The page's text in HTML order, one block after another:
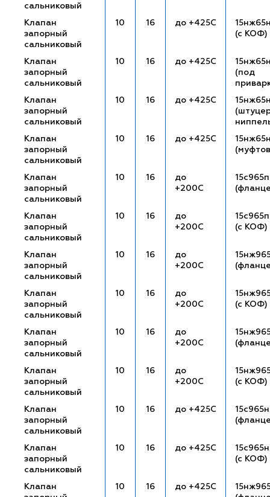
сальниковый
Клапан
запорный
сальниковый
10 16 до +425С
(с КОФ)
Клапан
запорный
сальниковый
10 16 до +425С
(под
Клапан
запорный
сальниковый
10 16 до +425С
Клапан
запорный
сальниковый
10 16 до +425С
Клапан
запорный
сальниковый
10 16
до
+200С
15с965п
Клапан
запорный
сальниковый
10 16
до
+200С
(с КОФ)
Клапан
запорный
сальниковый
10 16
до
+200С
Клапан
запорный
сальниковый
10 16
до
+200С
(с КОФ)
Клапан
запорный
сальниковый
10 16
до
+200С
Клапан
запорный
сальниковый
10 16
до
+200С
(с КОФ)
Клапан
запорный
сальниковый
10 16 до +425С
Клапан
запорный
сальниковый
10 16 до +425С
(с КОФ)
Клапан
10 16 до +425С